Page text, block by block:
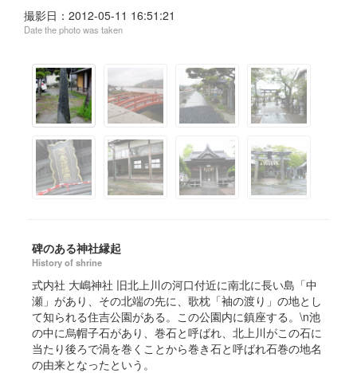
撮影日： 2012-05-11 16:51:21
Date the photo was taken
碑のある神社縁起
History of shrine
式内社 大嶋神社 旧北上川の河口付近に南北に長い島「中
瀬」があり、その北端の先に、歌枕「袖の渡り」の地とし
て知られる住吉公園がある。この公園内に鎮座する。\n池
の中に烏帽子石があり、巻石と呼ばれ、北上川がこの石に
当たり後ろで渦を巻くことから巻き石と呼ばれ石巻の地名
の由来となったという。